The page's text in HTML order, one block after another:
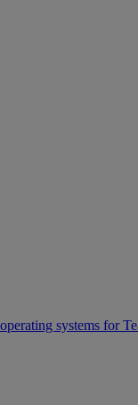
systems for